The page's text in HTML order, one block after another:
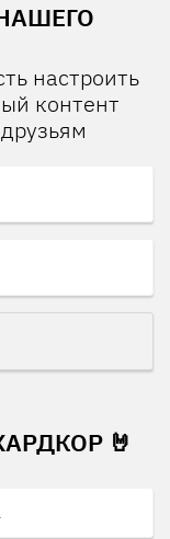
настроить
контент
🤘